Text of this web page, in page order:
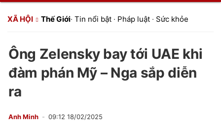
XÃ HỘI Thế Giới· Tin nổi bật · Pháp luật · Sức khỏe
Ông Zelensky bay tới UAE khi
đàm phán Mỹ – Nga sắp diễn
ra
Anh Minh 09:12 18/02/2025